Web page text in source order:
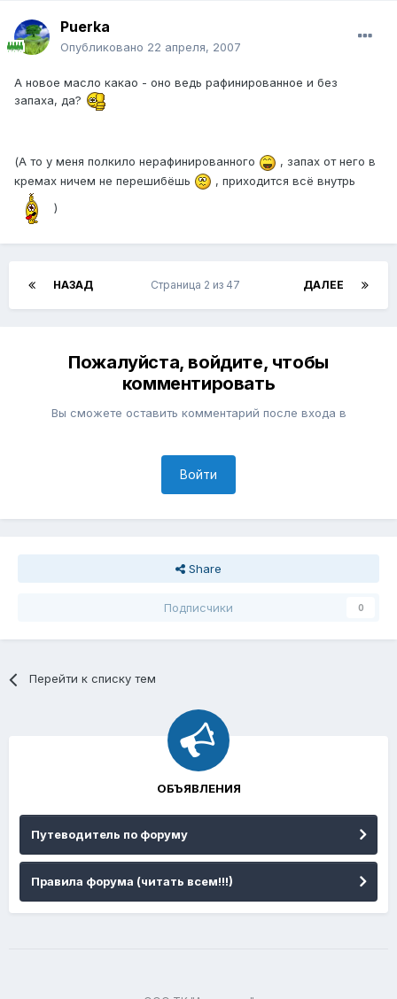
Puerka
Опубликовано 22 апреля, 2007
А новое масло какао - оно ведь рафинированное и без
запаха, да?
(А то у меня полкило нерафинированного
, запах от него в
кремах ничем не перешибёшь
, приходится всё внутрь
)
НАЗАД ДАЛЕЕ
Страница 2 из 47
Пожалуйста, войдите, чтобы
комментировать
Вы сможете оставить комментарий после входа в
Войти
Share
Подписчики 0
Перейти к списку тем
ОБЪЯВЛЕНИЯ
Путеводитель по форуму
Правила форума (читать всем!!!)